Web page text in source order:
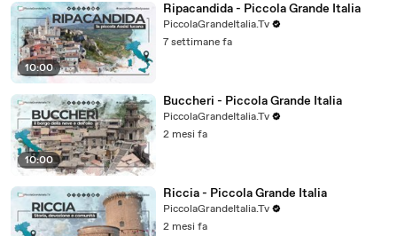
10:00
Ripacandida - Piccola Grande Italia
PiccolaGrandeItalia.Tv
7 settimane fa
10:00
Buccheri - Piccola Grande Italia
PiccolaGrandeItalia.Tv
2 mesi fa
Riccia - Piccola Grande Italia
PiccolaGrandeItalia.Tv
2 mesi fa